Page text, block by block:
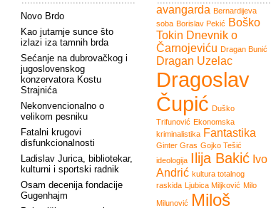
Novo Brdo
Kao jutarnje sunce što
izlazi iza tamnih brda
Sećanje na dubrovačkog i
jugoslovenskog
konzervatora Kostu
Strajnića
Nekonvencionalno o
velikom pesniku
Fatalni krugovi
disfunkcionalnosti
Ladislav Jurica, bibliotekar,
kulturni i sportski radnik
Osam decenija fondacije
Gugenhajm
avangarda Bernardijeva
soba Borislav Pekić Boško
Tokin Dnevnik o
Čarnojeviću Dragan Bunić
Dragan Uzelac
Dragoslav
Čupić Duško
Trifunović Ekonomska
kriminalistika Fantastika
Ginter Gras Gojko Tešić
ideologija Ilija Bakić Ivo
Andrić kultura totalnog
raskida Ljubica Miljković Milo
Milunović Miloš